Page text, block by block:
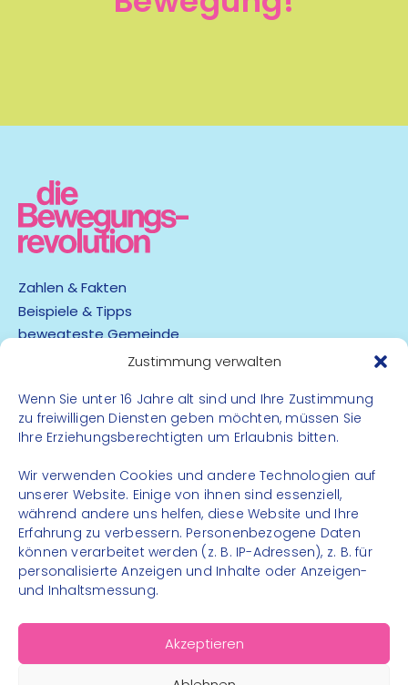
Zustimmung verwalten
Wenn Sie unter 16 Jahre alt sind und Ihre Zustimmung
zu freiwilligen Diensten geben möchten, müssen Sie
Ihre Erziehungsberechtigten um Erlaubnis bitten.
Wir verwenden Cookies und andere Technologien auf
unserer Website. Einige von ihnen sind essenziell,
während andere uns helfen, diese Website und Ihre
Erfahrung zu verbessern. Personenbezogene Daten
können verarbeitet werden (z. B. IP-Adressen), z. B. für
personalisierte Anzeigen und Inhalte oder Anzeigen-
und Inhaltsmessung.
Akzeptieren
Zahlen & Fakten
Beispiele & Tipps
bewegteste Gemeinde
Barrierefreiheit
Datenschutz
Impressum
Kontakt
FOLGE UNS
Instagram
Facebook